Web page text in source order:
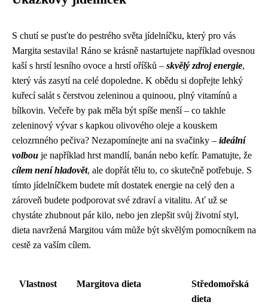
S chutí se pusťte do pestrého světa jídelníčku, který pro vás
Margita sestavila! Ráno se krásně nastartujete například ovesnou
kaší s hrstí lesního ovoce a hrstí oříšků – skvělý zdroj energie,
který vás zasytí na celé dopoledne. K obědu si dopřejte lehký
kuřecí salát s čerstvou zeleninou a quinoou, plný vitamínů a
bílkovin. Večeře by pak měla být spíše menší – co takhle
zeleninový vývar s kapkou olivového oleje a kouskem
celozrnného pečiva? Nezapomínejte ani na svačinky – ideální
volbou je například hrst mandlí, banán nebo kefír. Pamatujte, že
cílem není hladovět, ale dopřát tělu to, co skutečně potřebuje. S
tímto jídelníčkem budete mít dostatek energie na celý den a
zároveň budete podporovat své zdraví a vitalitu. Ať už se
chystáte zhubnout pár kilo, nebo jen zlepšit svůj životní styl,
dieta navržená Margitou vám může být skvělým pomocníkem na
cestě za vaším cílem.
Vlastnost Margitova dieta
Středomořská
dieta